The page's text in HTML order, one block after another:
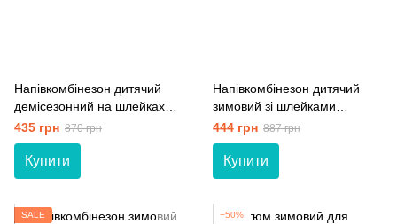
Напівкомбінезон дитячий
демісезонний на шлейках
Trendy Tot 03-01525
блакитний 98 см (3 роки)
435 грн 870 грн
Купити
Напівкомбінезон дитячий
зимовий зі шлейками
Модний карапуз 03-00890
денім 86 см (18 мiс.)
444 грн 887 грн
Купити
SALE
−50%